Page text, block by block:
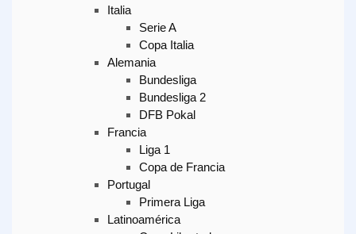
Italia
Serie A
Copa Italia
Alemania
Bundesliga
Bundesliga 2
DFB Pokal
Francia
Liga 1
Copa de Francia
Portugal
Primera Liga
Latinoamérica